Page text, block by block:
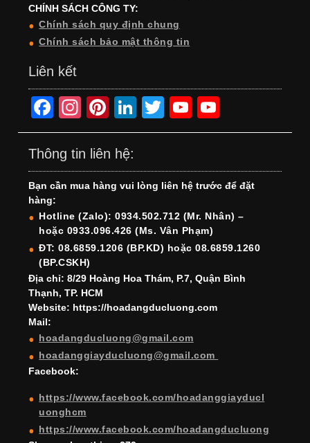
CHÍNH SÁCH CÔNG TY:
Chính sách quy định chung
Chính sách bảo mật thông tin
Liên kết
F
a
c
e
b
o
o
k
In
st
a
gr
a
m
Pi
nt
er
e
st
Li
n
e
dI
n
T
wi
er
Y
o
T
u
b
e
o
T
u
b
e
h
Thông tin liên hệ:
Bạn cần mua hàng vui lòng liên hệ trước để đặt
hàng:
Hotline (Zalo): 0934.502.712 (Mr. Nhân) –
hoặc 0933.096.426 (Ms. Vân Phạm)
ĐT: 08.6859.1206 (BP.KD) hoặc 08.6859.1260
(BP.CSKH)
Địa chỉ: 8/29 Hoàng Hoa Thám, P.7, Quận Bình
Thạnh, TP. HCM
Website: https://hoadangducluong.com
Mail:
hoadangducluong@gmail.com
hoadanggiayducluong@gmail.com
Facebook:
https://www.facebook.com/hoadanggiayducl
uonghcm
https://www.facebook.com/hoadangducluong